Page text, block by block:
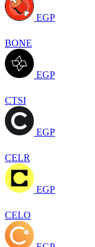
EGP
BONE
EGP
CTSI
EGP
CELR
EGP
CELO